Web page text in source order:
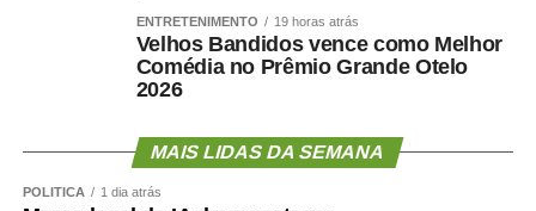
Outra ação inédita colocou Cuiabá em destaque no
cenário nacional. O HMC promoveu um mutirão exclusivo
de cirurgias reparadoras para vítimas de queimaduras
elétricas decorrentes de acidentes de trabalho, tornando-
voltada exclusivamente para esse público.
Aproximadamente 20 pacientes foram atendidos durante
ENTRETENIMENTO 19 horas atrás
Velhos Bandidos vence como Melhor
Comédia no Prêmio Grande Otelo
2026
MAIS LIDAS DA SEMANA
POLÍTICA 1 dia atrás